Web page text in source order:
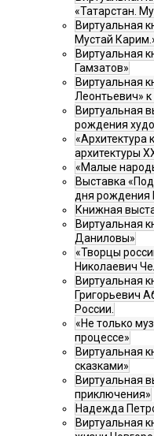
«Татарстан.
Виртуальная
Мустай
Виртуальная
Гамзатов»
Виртуальная
Леонтьевич»
Виртуальная
рождения
архитектуры
«Малые
Выставка
дня рождения
Книжная
Виртуальная
Даниловы»
«Творцы
Николаевич
Виртуальная
Григорьевич
России.
«Не только
процессе»
Виртуальная
сказками»
Виртуальная
приключения»
Надежда
Виртуальная